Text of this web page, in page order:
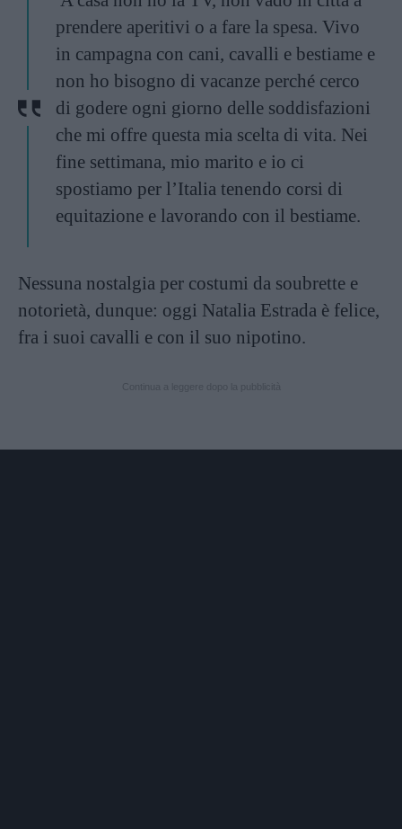
prendere aperitivi o a fare la spesa. Vivo
in campagna con cani, cavalli e bestiame e
non ho bisogno di vacanze perché cerco
di godere ogni giorno delle soddisfazioni
che mi offre questa mia scelta di vita. Nei
fine settimana, mio marito e io ci
spostiamo per l’Italia tenendo corsi di
equitazione e lavorando con il bestiame.
Nessuna nostalgia per costumi da soubrette e
notorietà, dunque: oggi Natalia Estrada è felice,
fra i suoi cavalli e con il suo nipotino.